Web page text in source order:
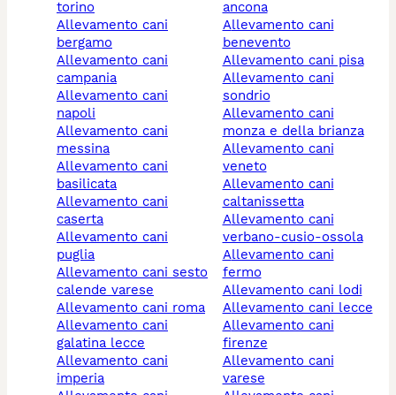
torino
allevamento cani
bergamo
allevamento cani
campania
allevamento cani
napoli
allevamento cani
messina
allevamento cani
basilicata
allevamento cani
caserta
allevamento cani
puglia
allevamento cani sesto
calende varese
allevamento cani roma
allevamento cani
galatina lecce
allevamento cani
imperia
ancona
allevamento cani
benevento
allevamento cani pisa
allevamento cani
sondrio
allevamento cani
monza e della brianza
allevamento cani
veneto
allevamento cani
caltanissetta
allevamento cani
verbano-cusio-ossola
allevamento cani
fermo
allevamento cani lodi
allevamento cani lecce
allevamento cani
firenze
allevamento cani
varese